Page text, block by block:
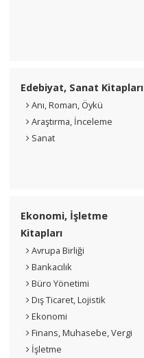
Edebiyat, Sanat Kitapları
Anı, Roman, Öykü
Araştırma, İnceleme
Sanat
Ekonomi, İşletme
Kitapları
Avrupa Birliği
Bankacılık
Büro Yönetimi
Dış Ticaret, Lojistik
Ekonomi
Finans, Muhasebe, Vergi
İşletme